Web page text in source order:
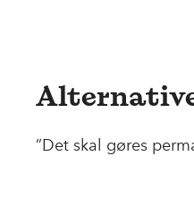
”Det skal gøres